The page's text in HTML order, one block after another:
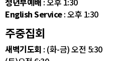
English Service: 오후 1:30
주중집회
새벽기도회 : (화-금) 오전 5:30